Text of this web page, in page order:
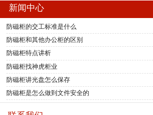
新闻中心
防磁柜的交工标准是什么
防磁柜和其他办公柜的区别
防磁柜特点讲析
防磁柜找神虎柜业
防磁柜讲光盘怎么保存
防磁柜是怎么做到文件安全的